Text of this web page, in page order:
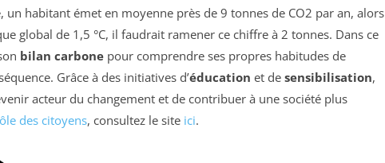
un habitant émet en moyenne près de 9 tonnes de CO2 par an, alors
global de 1,5 °C, il faudrait ramener ce chiffre à 2 tonnes. Dans ce
bilan carbone pour comprendre ses propres habitudes de
Grâce à des initiatives d’éducation et de sensibilisation,
acteur du changement et de contribuer à une société plus
des citoyens, consultez le site ici.